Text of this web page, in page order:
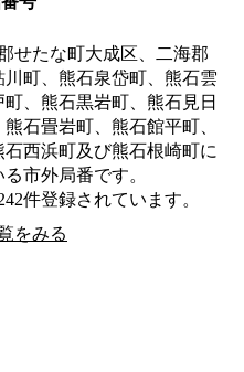
せたな町大成区、二海郡
町、熊石泉岱町、熊石雲
、熊石黒岩町、熊石見日
石畳岩町、熊石館平町、
西浜町及び熊石根崎町に
市外局番です。
件登録されています。
をみる